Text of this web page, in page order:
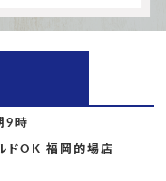
9時
ドOK 福岡的場店